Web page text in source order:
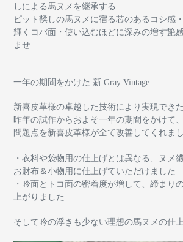
しによる馬ヌメを継承する
ピット鞣しの馬ヌメに宿る芯のあるコシ感
輝くコバ面・使い込むほどに深みの増す艶
ませ
一年の期間をかけた 新 Gray Vintage
新喜皮革様の卓越した技術により実現でき
昨年の試作から およそ一年の期間をかけて
問題点を新喜皮革様が全て改善してくれま
・衣料や袋物用の仕上げとは異なる、ヌメ
お財布＆小物用に仕上げていただけました
・吟面とトコ面の密着度が増して、締まり
上がりました
そして吟の浮きも少ない理想の馬ヌメの仕